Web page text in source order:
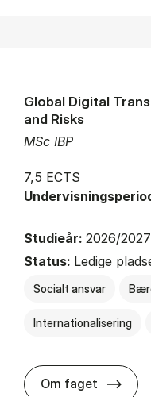
MSc IBP
Global Digital
and Risks
7,5 ECTS
Studieår: 2026/2027
Status: Ledige
Socialt ansvar
Internationalisering
Om faget about